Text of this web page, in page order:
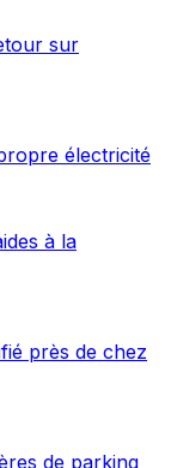
sur
électricité
à la
près de chez
de parking